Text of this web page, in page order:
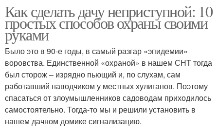
Как сделать дачу неприступной: 10
простых способов охраны своими
руками
Было это в 90‑е годы, в самый разгар «эпидемии»
воровства. Единственной «охраной» в нашем СНТ тогда
был сторож – изрядно пьющий и, по слухам, сам
работавший наводчиком у местных хулиганов. Поэтому
спасаться от злоумышленников садоводам приходилось
самостоятельно. Тогда-то мы и решили установить в
нашем дачном домике сигнализацию.